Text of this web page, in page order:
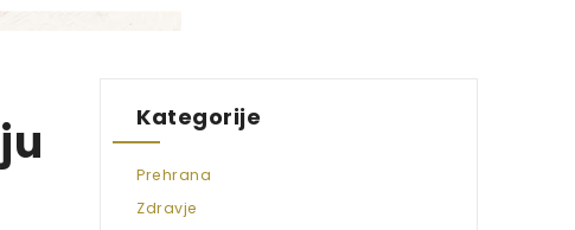
Kategorije
Prehrana
Zdravje